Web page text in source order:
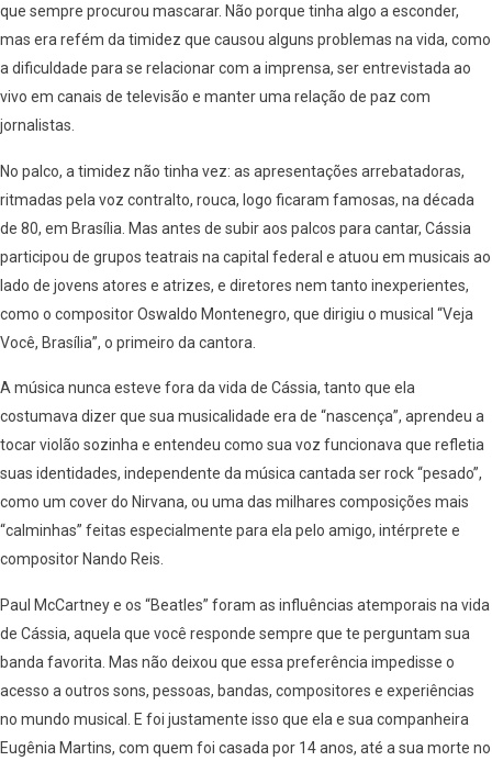
que sempre procurou mascarar. Não porque tinha algo a esconder,
mas era refém da timidez que causou alguns problemas na vida, como
a dificuldade para se relacionar com a imprensa, ser entrevistada ao
vivo em canais de televisão e manter uma relação de paz com
jornalistas.
No palco, a timidez não tinha vez: as apresentações arrebatadoras,
ritmadas pela voz contralto, rouca, logo ficaram famosas, na década
de 80, em Brasília. Mas antes de subir aos palcos para cantar, Cássia
participou de grupos teatrais na capital federal e atuou em musicais ao
lado de jovens atores e atrizes, e diretores nem tanto inexperientes,
como o compositor Oswaldo Montenegro, que dirigiu o musical “Veja
Você, Brasília”, o primeiro da cantora.
A música nunca esteve fora da vida de Cássia, tanto que ela
costumava dizer que sua musicalidade era de “nascença”, aprendeu a
tocar violão sozinha e entendeu como sua voz funcionava que refletia
suas identidades, independente da música cantada ser rock “pesado”,
como um cover do Nirvana, ou uma das milhares composições mais
“calminhas” feitas especialmente para ela pelo amigo, intérprete e
compositor Nando Reis.
Paul McCartney e os “Beatles” foram as influências atemporais na vida
de Cássia, aquela que você responde sempre que te perguntam sua
banda favorita. Mas não deixou que essa preferência impedisse o
acesso a outros sons, pessoas, bandas, compositores e experiências
no mundo musical. E foi justamente isso que ela e sua companheira
Eugênia Martins, com quem foi casada por 14 anos, até a sua morte no